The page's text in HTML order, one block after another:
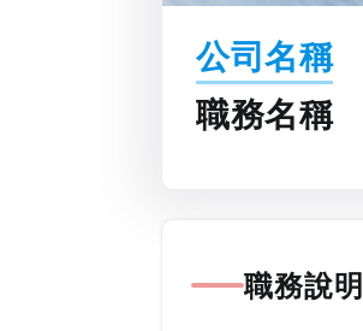
公司名稱
職務名稱
職務說明